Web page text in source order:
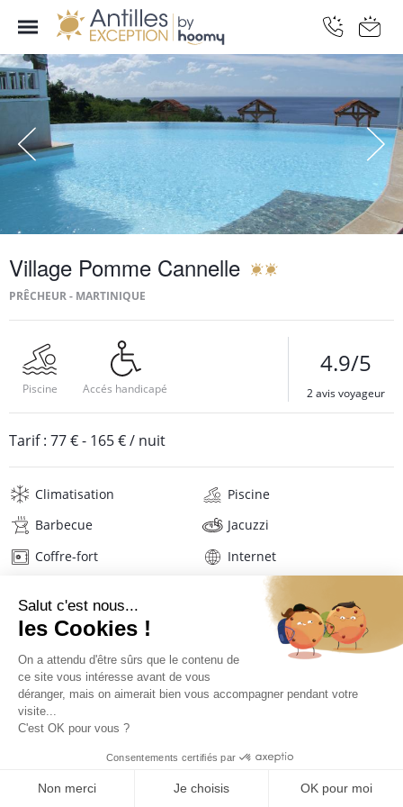
Village Pomme Cannelle
PRÊCHEUR - MARTINIQUE
Piscine Accés handicapé
4.9/5
2 avis voyageur
Tarif : 77 €- 165 €/ nuit
Climatisation
Piscine
Barbecue
Jacuzzi
Coffre-fort
Internet
Mat. de repassage
Sèche-cheveux
Linge de maison
DEMANDER UN DEVIS
Description Avis Localisation
Situation Village Pomme Cannelle